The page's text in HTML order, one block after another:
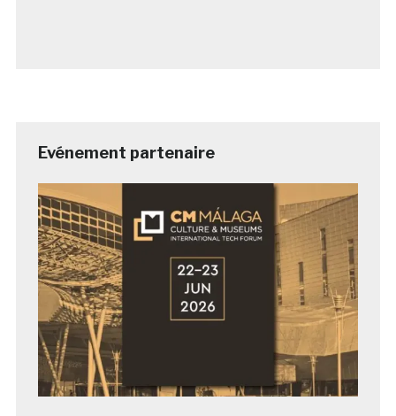
Evénement partenaire